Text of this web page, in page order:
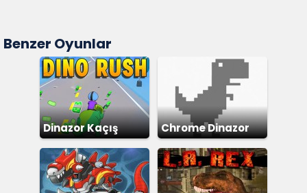
Benzer Oyunlar
Dinazor Kaçış Chrome Dinazor